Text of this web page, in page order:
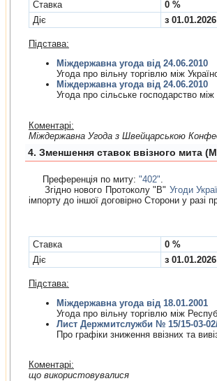
Cтавка
0 %
Діє
з 01.01.2026
Підстава:
Міждержавна угода від 24.06.2010
Угода про вiльну торгiвлю мiж
Міждержавна угода від 24.06.2010
Угода про сiльське господарство
Коментарі:
Мiждержавна Угода з Швейцарською
4. Зменшення ставок ввізного мита
Преференція по миту: "402".
Згідно нового Протоколу "B" Угоди
імпорту до іншої договірно Сторони у
Cтавка
0 %
Діє
з
Підстава:
Міждержавна угода від 18.01.2001
Угода про вiльну торгiвлю мiж
Лист Держмитслужби № 15/15-03-02/
Про графiки зниження ввiзних та
Коментарі:
що використовувалися